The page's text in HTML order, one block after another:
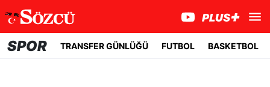
SPOR TRANSFER GÜNLÜĞÜ FUTBOL BASKETBOL